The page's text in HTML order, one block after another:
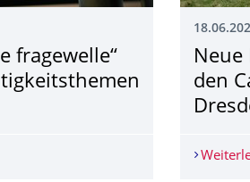
fragewelle“
„die fragewelle“ zu
den